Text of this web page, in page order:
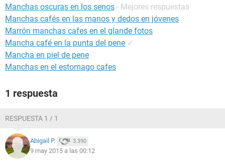
Manchas oscuras en los senos - Mejores respuestas
Manchas cafés en las manos y dedos en jóvenes
Marrón manchas cafes en el glande fotos
Mancha café en la punta del pene ✓
Mancha en piel de pene
Manchas en el estomago cafes
1 respuesta
RESPUESTA 1 / 1
Abigail P. 3.390
9 may 2015 a las 00:12